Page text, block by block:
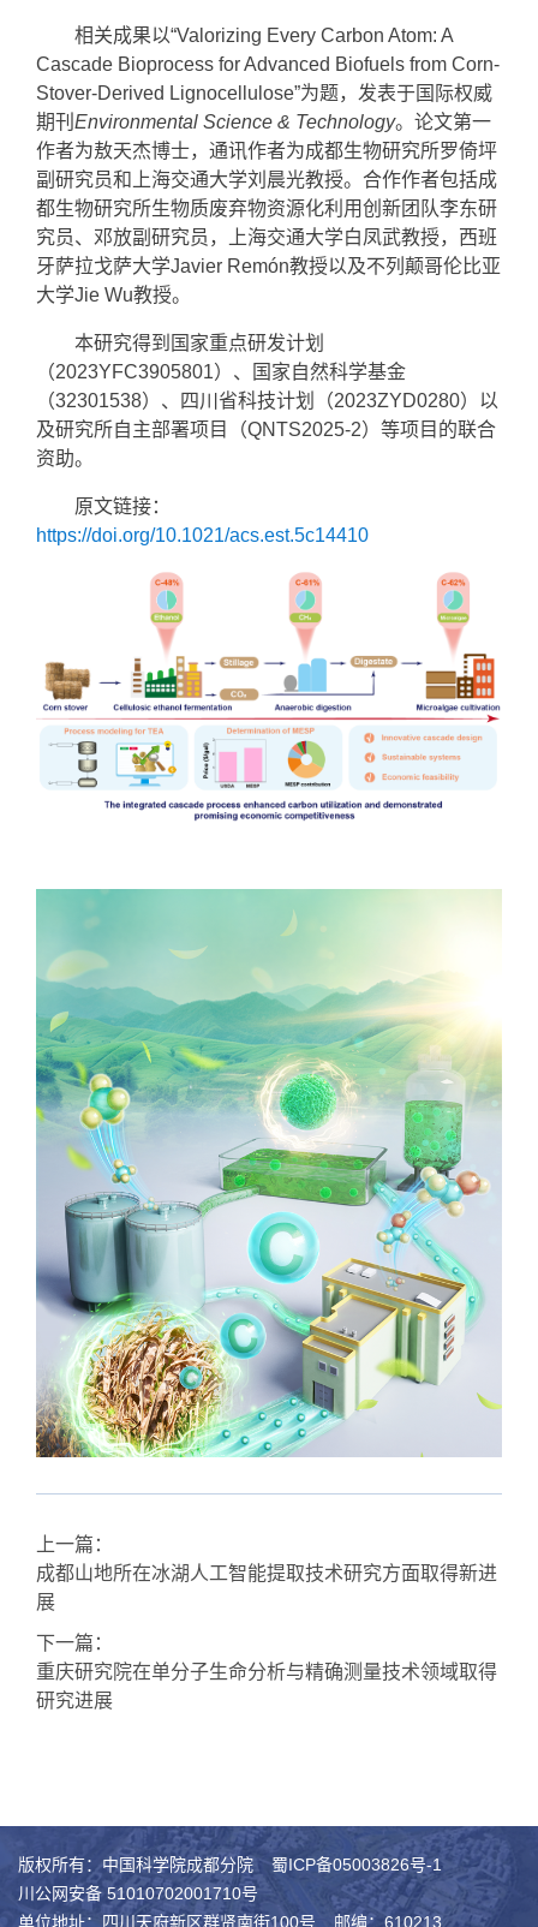
相关成果以“Valorizing Every Carbon Atom: A
Cascade Bioprocess for Advanced Biofuels from Corn-
Stover-Derived Lignocellulose”为题，发表于国际权威
期刊 Environmental Science & Technology。论文第一
作者为敖天杰博士，通讯作者为成都生物研究所罗倚坪
副研究员和上海交通大学刘晨光教授。合作作者包括成
都生物研究所生物质废弃物资源化利用创新团队李东研
究员、邓放副研究员，上海交通大学白凤武教授，西班
牙萨拉戈萨大学Javier Remón教授以及不列颠哥伦比亚
大学Jie Wu教授。
本研究得到国家重点研发计划
（2023YFC3905801）、国家自然科学基金
（32301538）、四川省科技计划（2023ZYD0280）以
及研究所自主部署项目（QNTS2025-2）等项目的联合
资助。
原文链接：
https://doi.org/10.1021/acs.est.5c14410
上一篇：
成都山地所在冰湖人工智能提取技术研究方面取得新进
展
下一篇：
重庆研究院在单分子生命分析与精确测量技术领域取得
研究进展
版权所有：中国科学院成都分院
蜀ICP备05003826号-1
川公网安备 51010702001710号
单位地址：四川天府新区群贤南街100号
邮编：610213